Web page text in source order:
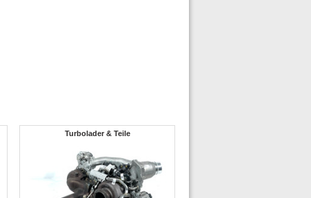
Turbolader & Teile